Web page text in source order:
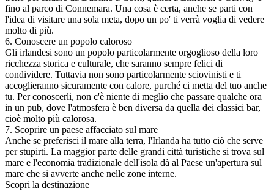
fino al parco di Connemara. Una cosa è certa, anche se parti con
l'idea di visitare una sola meta, dopo un po' ti verrà voglia di vedere
molto di più.
6. Conoscere un popolo caloroso
Gli irlandesi sono un popolo particolarmente orgoglioso della loro
ricchezza storica e culturale, che saranno sempre felici di
condividere. Tuttavia non sono particolarmente sciovinisti e ti
accoglieranno sicuramente con calore, purché ci metta del tuo anche
tu. Per conoscerli, non c'è niente di meglio che passare qualche ora
in un pub, dove l'atmosfera è ben diversa da quella dei classici bar,
cioè molto più calorosa.
7. Scoprire un paese affacciato sul mare
Anche se preferisci il mare alla terra, l'Irlanda ha tutto ciò che serve
per stupirti. La maggior parte delle grandi città turistiche si trova sul
mare e l'economia tradizionale dell'isola dà al Paese un'apertura sul
mare che si avverte anche nelle zone interne.
Scopri la destinazione